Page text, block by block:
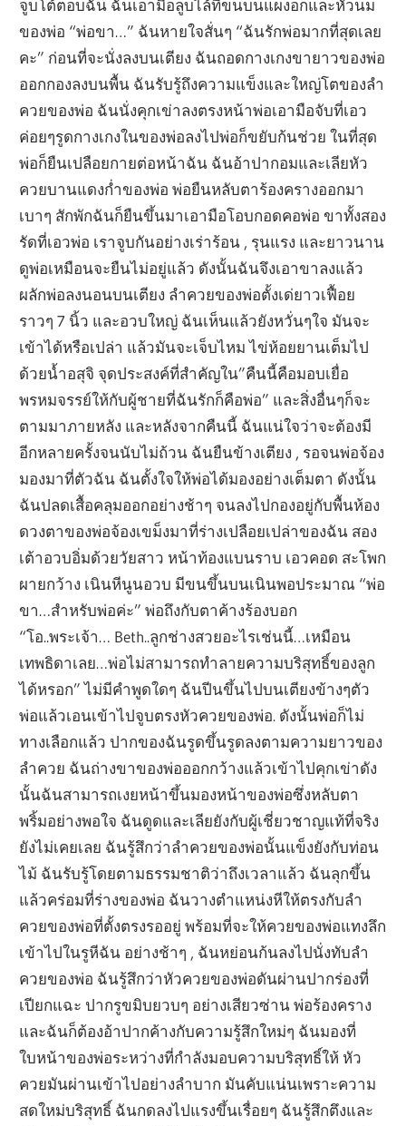
จูบโต้ตอบฉัน ฉันเอามือลูบไล้ที่ขนบนแผงอกและหัวนม
ของพ่อ “พ่อขา…” ฉันหายใจสั่นๆ “ฉันรักพ่อมากที่สุดเลย
คะ” ก่อนที่จะนั่งลงบนเตียง ฉันถอดกางเกงขายาวของพ่อ
ออกกองลงบนพื้น ฉันรับรู้ถึงความแข็งและใหญ่โตของลำ
ควยของพ่อ ฉันนั่งคุกเข่าลงตรงหน้าพ่อเอามือจับที่เอว
ค่อยๆรูดกางเกงในของพ่อลงไปพ่อก็ขยับก้นช่วย ในที่สุด
พ่อก็ยืนเปลือยกายต่อหน้าฉัน ฉันอ้าปากอมและเลียหัว
ควยบานแดงก่ำของพ่อ พ่อยืนหลับตาร้องครางออกมา
เบาๆ สักพักฉันก็ยืนขึ้นมาเอามือโอบกอดคอพ่อ ขาทั้งสอง
รัดที่เอวพ่อ เราจูบกันอย่างเร่าร้อน , รุนแรง และยาวนาน
ดูพ่อเหมือนจะยืนไม่อยู่แล้ว ดังนั้นฉันจึงเอาขาลงแล้ว
ผลักพ่อลงนอนบนเตียง ลำควยของพ่อตั้งเด่ยาวเฟื้อย
ราวๆ 7 นิ้ว และอวบใหญ่ ฉันเห็นแล้วยังหวั่นๆใจ มันจะ
เข้าได้หรือเปล่า แล้วมันจะเจ็บไหม ไข่ห้อยยานเต็มไป
ด้วยน้ำอสุจิ จุดประสงค์ที่สำคัญใน”คืนนี้คือมอบเยื่อ
พรหมจรรย์ให้กับผู้ชายที่ฉันรักก็คือพ่อ” และสิ่งอื่นๆก็จะ
ตามมาภายหลัง และหลังจากคืนนี้ ฉันแน่ใจว่าจะต้องมี
อีกหลายครั้งจนนับไม่ถ้วน ฉันยืนข้างเตียง , รอจนพ่อจ้อง
มองมาที่ตัวฉัน ฉันตั้งใจให้พ่อได้มองอย่างเต็มตา ดังนั้น
ฉันปลดเสื้อคลุมออกอย่างช้าๆ จนลงไปกองอยู่กับพื้นห้อง
ดวงตาของพ่อจ้องเขม็งมาที่ร่างเปลือยเปล่าของฉัน สอง
เต้าอวบอิ่มด้วยวัยสาว หน้าท้องแบนราบ เอวคอด สะโพก
ผายกว้าง เนินหีนูนอวบ มีขนขึ้นบนเนินพอประมาณ “พ่อ
ขา…สำหรับพ่อค่ะ” พ่อถึงกับตาค้างร้องบอก
“โอ..พระเจ้า… Beth..ลูกช่างสวยอะไรเช่นนี้…เหมือน
เทพธิดาเลย…พ่อไม่สามารถทำลายความบริสุทธิ์ของลูก
ได้หรอก” ไม่มีคำพูดใดๆ ฉันปีนขึ้นไปบนเตียงข้างๆตัว
พ่อแล้วเอนเข้าไปจูบตรงหัวควยของพ่อ. ดังนั้นพ่อก็ไม่
ทางเลือกแล้ว ปากของฉันรูดขึ้นรูดลงตามความยาวของ
ลำควย ฉันถ่างขาของพ่อออกกว้างแล้วเข้าไปคุกเข่าดัง
นั้นฉันสามารถเงยหน้าขึ้นมองหน้าของพ่อซึ่งหลับตา
พริ้มอย่างพอใจ ฉันดูดและเลียยังกับผู้เชี่ยวชาญแท้ที่จริง
ยังไม่เคยเลย ฉันรู้สึกว่าลำควยของพ่อนั้นแข็งยังกับท่อน
ไม้ ฉันรับรู้โดยตามธรรมชาติว่าถึงเวลาแล้ว ฉันลุกขึ้น
แล้วคร่อมที่ร่างของพ่อ ฉันวางตำแหน่งหีให้ตรงกับลำ
ควยของพ่อที่ตั้งตรงรออยู่ พร้อมที่จะให้ควยของพ่อแทงลึก
เข้าไปในรูหีฉัน อย่างช้าๆ , ฉันหย่อนก้นลงไปนั่งทับลำ
ควยของพ่อ ฉันรู้สึกว่าหัวควยของพ่อดันผ่านปากร่องที่
เปียกแฉะ ปากรูขมิบยวบๆ อย่างเสียวซ่าน พ่อร้องคราง
และฉันก็ต้องอ้าปากค้างกับความรู้สึกใหม่ๆ ฉันมองที่
ใบหน้าของพ่อระหว่างที่กำลังมอบความบริสุทธิ์ให้ หัว
ควยมันผ่านเข้าไปอย่างลำบาก มันคับแน่นเพราะความ
สดใหม่บริสุทธิ์ ฉันกดลงไปแรงขึ้นเรื่อยๆ ฉันรู้สึกตึงและ